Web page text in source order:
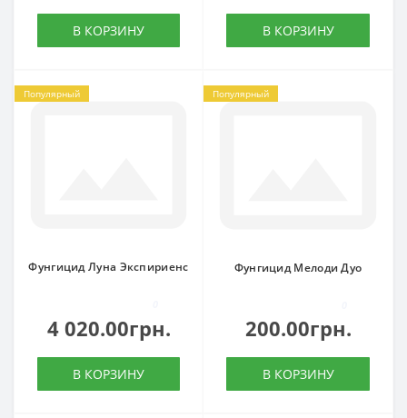
В КОРЗИНУ В КОРЗИНУ
Популярный
Фунгицид Луна Экспириенс
4 020.00грн.
В КОРЗИНУ
Популярный
Фунгицид Мелоди Дуо
200.00грн.
В КОРЗИНУ